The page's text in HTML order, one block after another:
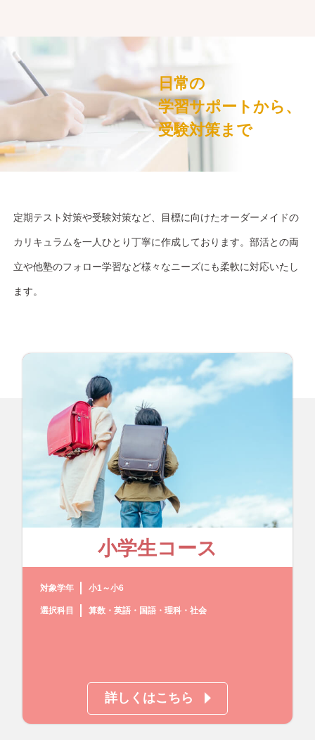
日常の
学習サポートから、
受験対策まで
定期テスト対策や受験対策など、目標に向けたオーダーメイドの
カリキュラムを一人ひとり丁寧に作成しております。部活との両
立や他塾のフォロー学習など様々なニーズにも柔軟に対応いたし
ます。
小学生コース
対象学年 小1～小6
選択科目 算数・英語・国語・理科・社会
詳しくはこちら